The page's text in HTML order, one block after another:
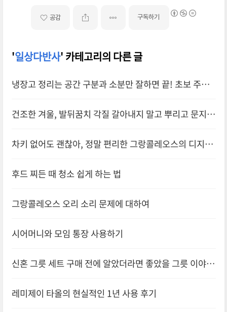
공감 구독하기
'일상다반사' 카테고리의 다른 글
냉장고 정리는 공간 구분과 소분만 잘하면 끝! 초보 주부
건조한 겨울, 발뒤꿈치 각질 갈아내지 말고 뿌리고 문지르
차키 없어도 괜찮아, 정말 편리한 그랑콜레오스의 디지털
후드 찌든 때 청소 쉽게 하는 법
그랑콜레오스 오리 소리 문제에 대하여
시어머니와 모임 통장 사용하기
신혼 그릇 세트 구매 전에 알았더라면 좋았을 그릇 이야기
레미제이 타올의 현실적인 1년 사용 후기